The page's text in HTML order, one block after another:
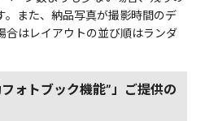
。また、納品写真が撮影時間のデ
合はレイアウトの並び順はランダ
ォトブック機能”」ご提供の